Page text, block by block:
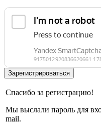
Спасибо за регистрацию!
Мы выслали пароль для
mail.